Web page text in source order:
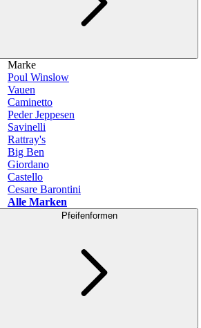
Marke
Poul Winslow
Vauen
Caminetto
Peder Jeppesen
Savinelli
Rattray's
Big Ben
Giordano
Castello
Cesare Barontini
Alle Marken
Pfeifenformen